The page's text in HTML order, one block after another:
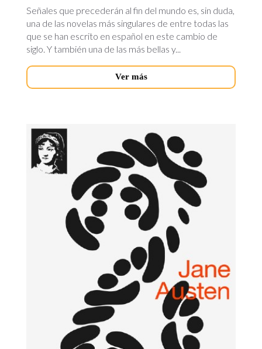
Señales que precederán al fin del mundo es, sin duda,
una de las novelas más singulares de entre todas las
que se han escrito en español en este cambio de
siglo. Y también una de las más bellas y...
Ver más
persuasion.jpg